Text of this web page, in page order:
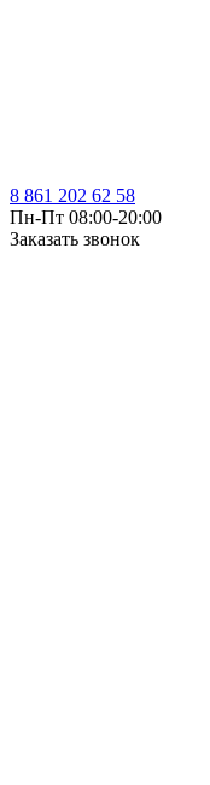
8 861 202 62 58
Пн-Пт 08:00-20:00
Заказать звонок